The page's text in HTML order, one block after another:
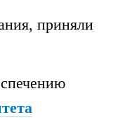
приняли